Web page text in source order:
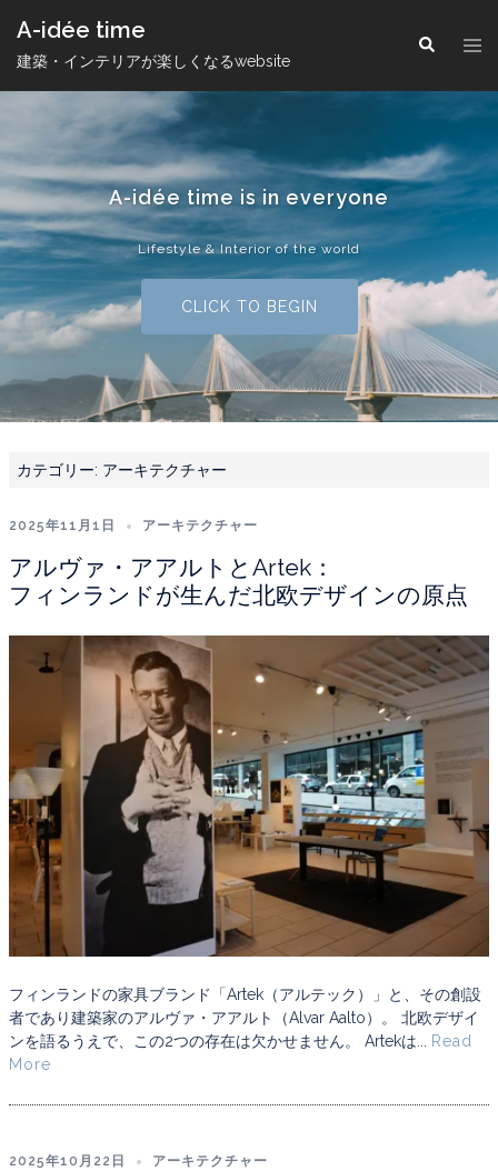
へ
ス
キ
ッ
プ
A-idée time
建築・インテリアが楽しくなるwebsite
検
ト
メ
ニ
ー
A-idée time is in everyone
Lifestyle & Interior of the world
CLICK TO BEGIN
カテゴリー: アーキテクチャー
2025年11月1日 アーキテクチャー
アルヴァ・アアルトとArtek：
フィンランドが生んだ北欧デザインの原点
フィンランドの家具ブランド「Artek（アルテック）」と、その創設
者であり建築家のアルヴァ・アアルト（Alvar Aalto）。 北欧デザイ
ンを語るうえで、この2つの存在は欠かせません。 Artekは... Read
More
2025年10月22日 アーキテクチャー